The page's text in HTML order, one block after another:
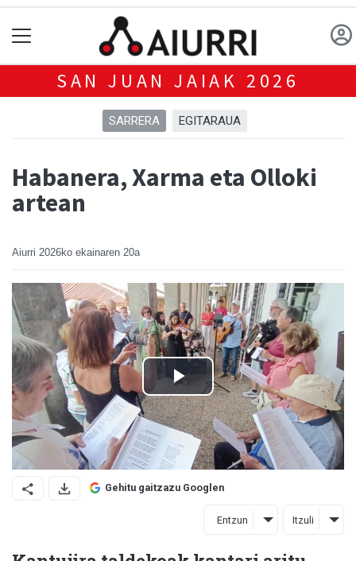
SAN JUAN JAIAK 2026
SARRERA EGITARAUA
Habanera, Xarma eta Olloki
artean
Aiurri 2026ko ekainaren 20a
Gehitu gaitzazu Googlen
Entzun Itzuli